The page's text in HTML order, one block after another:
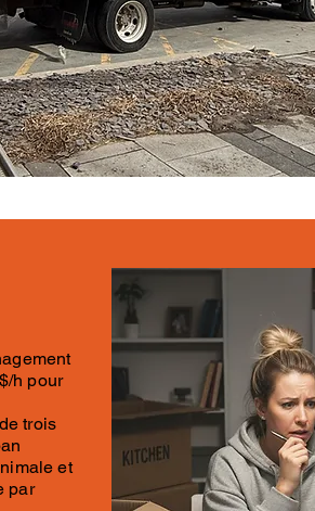
h pour
trois
et
par